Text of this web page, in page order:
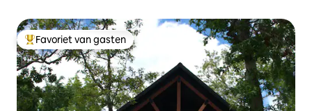
Topfavoriet van gasten
Favoriet van gasten